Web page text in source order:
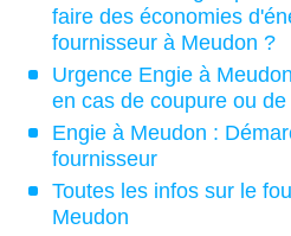
faire des économies
fournisseur à Meudon ?
Urgence Engie à
en cas de coupure ou
Engie à Meudon :
fournisseur
Toutes les infos sur le
Meudon